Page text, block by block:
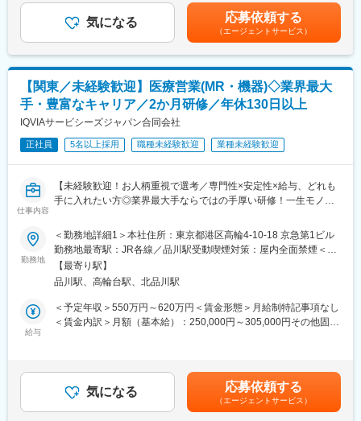
にくく、安定した売上を誇っています。
・当社は、東証プライム上場以来、10期連続で増収中のクオール
グループに属しており、主力事業を担っています。
＜社会貢献度の高さ＞
自身の売上・営業活動が患者さんのQOLの向上や病気から救うこ
とに繋がるため、やりがいをもって営業できます。
＜頑張りは適切に評価＞
成果に応じた評価制度が整っており、頑張り次第で大幅な年収UP
も目指せます。
■福利厚生（転勤を伴う場合）：
＜社宅制度（法人契約）＞
・入居時の引越し費用：会社負担（会社指定業者）
変更の範囲：会社の定める業務
■夜勤なし！日勤・土日祝休みで働き方改善・ワークライフバラン
スの両立が叶う！
■明確な評価制度あり！自身の成果や頑張りが客観的に評価され、
年収に反映されます。また、在籍年数が増えると永年勤続報奨金
や四半期一時金などの手当もアップします。つまり、やりがいや
努力がきちんと報われる報酬制度になっています。
《丁寧な研修・支援体制で成長を応援！》
入社後は2カ月間の研修制度がありますので、未経験の方も安心し
てご応募ください！同期社員と一緒に集中的に研修を行い、その
また、配属後も一人ひとりの知識とスキルレベルを上げるために
様々な研修をご用意しています。
《あなたの想いを実現する豊富なキャリアプランとサポート体
制！》
志向性やその時の環境に応じてや「１つの領域で専門性を高め
る」「幅広い疾患をカバーできるオールラウンダーになる」「本
社部門（マネージャー、研修部門など）へのキャリアチェンジ」
など幅広いキャリアプランがあります。また、弊社のマネージャ
ーのほとんどは、MRからキャリアをチェンジしているメンバーで
《職種に関して》
■MRとは主に医師や薬剤師等へ、担当製品の情報提供を行いま
す。担当施設の患者様に応じた情報提供や、担当製品の処方後の
動・四半期一時金：10万円（四半期に1回、10万円程度支給）※た
だし支給条件有。他、永続勤務報奨金（3年勤務5万円支給、5年
勤務10万円…）ございます。賃金はあくまでも目安の金額であ
り、選考を通じて上下する可能性があります。月給(月額)は固定手
当を含めた表記です。
気になる 応募依頼する
（エージェントサービス）
【関東／未経験歓迎】医療営業(MR・機器)◇業界最大
手・豊富なキャリア／2か月研修／年休130日以上
IQVIAサービシーズジャパン合同会社
正社員 5名以上採用 職種未経験歓迎 業種未経験歓迎
仕事内容
【未経験歓迎！お人柄重視で選考／専門性×安定性×給与、どれも
手に入れたい方◎業界最大手ならではの手厚い研修！一生モノの
パス豊富】
＼そもそも「MR」とは？／
「医薬情報提供者」と呼ばれる専門資格を取得して活動する営業
職です。IQVIAのお客様である国内医薬品メーカーにて、医薬品の
営業活動を行っていただきます。
人々の命を守る商材に携わるため、社会貢献性と安定性を兼ね備
まずはご入社から2か月間MR導入研修を受講し、MR資格を取得
していただきます。
資格取得と聞くとハードルが高く思われる方もいるかもしれませ
勤務地
＜勤務地詳細1＞本社住所：東京都港区高輪4-10-18 京急第1ビル
勤務地最寄駅：JR各線／品川駅受動喫煙対策：屋内全面禁煙＜勤
務地詳細2＞関東エリア住所：関東(東京都、神奈川県、千葉県、
埼玉県、群馬県、茨城県)/選考を通じて決定します。 受動喫煙対
ずる）変更の範囲：会社の定める事業所
【最寄り駅】
品川駅、高輪台駅、北品川駅
給与
＜予定年収＞550万円～620万円＜賃金形態＞月給制特記事項なし
＜賃金内訳＞月額（基本給）：250,000円～305,000円その他固定
手当支給する。【補足】プロジェクト稼働手当(35,000円)、外勤
日当（1日1,500円／外勤3.5時間以上）■変動賞与制（6月・12
月・3月）※平均実績6ヶ月分■インセンティブ：3月（対象者）賃
気になる 応募依頼する
（エージェントサービス）